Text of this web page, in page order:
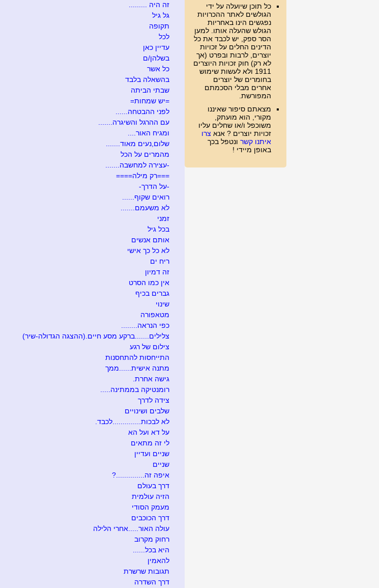
כל תוכן שיועלה על ידי
הגולשים לאתר ההכרויות
נפגשים הינו באחריות
הגולש שהעלה אותו. למען
הסר ספק, יש לכבד את כל
הדינים החלים על זכויות
יוצרים, לרבות ובפרט (אך
לא רק) חוק זכויות היוצרים
1911 ולא לעשות שימוש
בחומרים של יוצרים
אחרים מבלי הסכמתם
המפורשת.
מצאתם סיפור שאיננו
מקורי, הוא מועתק,
משוכפל ו/או שחלים עליו
זכויות יוצרים ? אנא צרו
איתנו קשר ונטפל בכך
באופן מיידי !
זה היה .........
גל גיל
תקופה
לכל
עדיין כאן
בשלהן/ם
כל אשר
בהשאלה בלבד
שבתי הביתה
=יש שמחות=
לפני ההבטחה......
עם ההרגל והשיגרה.......
ומגיח האור....
שלום,נעים מאוד.......
מהמרים על הכל
-עצירה למחשבה.......
===רק מילה====
-על הדרך-
רואים שקוף......
לא משעמם.......
זמני
בכל גיל
אותם אנשים
לא כל כך אישי
ריח ים
זה דמיון
אין כמו הסרט
גברים בכיף
שינוי
מטאפורה
כפי הנראה........
צלילים.......ברקע מסע חיים.(ההצגה הגדולה-שיר)
צילום של רגע
התייחסות להתחסנות
מתנה אישית......ממך
גישה אחרת.
רומנטיקה בממתינה.....
צידה לדרך
שלבים ושינויים
לא לבכות..............לכבד.
על דא ועל הא
לי זה מתאים
שניים ועדיין
שניים
איפה זה..............?
דרך בעולם
הזיה עולמית
מעמק הסודי
דרך הכוכבים
עולה האור.....אחרי הלילה
רחוק מקרוב
היא בכל......
להאמין
תגובות שרשרת
דרך השדרה